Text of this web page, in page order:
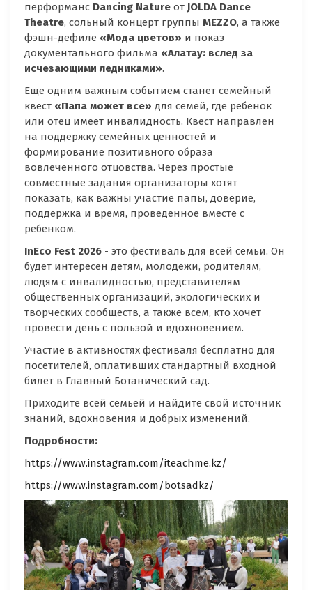
перформанс Dancing Nature от JOLDA Dance
Theatre, сольный концерт группы MEZZO, а также
фэшн-дефиле «Мода цветов» и показ
документального фильма «Алатау: вслед за
исчезающими ледниками».
Еще одним важным событием станет семейный
квест «Папа может все» для семей, где ребенок
или отец имеет инвалидность. Квест направлен
на поддержку семейных ценностей и
формирование позитивного образа
вовлеченного отцовства. Через простые
совместные задания организаторы хотят
показать, как важны участие папы, доверие,
поддержка и время, проведенное вместе с
ребенком.
InEco Fest 2026 - это фестиваль для всей семьи. Он
будет интересен детям, молодежи, родителям,
людям с инвалидностью, представителям
общественных организаций, экологических и
творческих сообществ, а также всем, кто хочет
провести день с пользой и вдохновением.
Участие в активностях фестиваля бесплатно для
посетителей, оплативших стандартный входной
билет в Главный Ботанический сад.
Приходите всей семьей и найдите свой источник
знаний, вдохновения и добрых изменений.
Подробности:
https://www.instagram.com/iteachme.kz/
https://www.instagram.com/botsadkz/